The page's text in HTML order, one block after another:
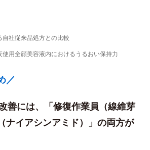
社従来品処方との比較
用全顔美容液内におけるうるおい保持力
／
善には、「修復作業員（線維芽
ナイアシンアミド）」の両方が